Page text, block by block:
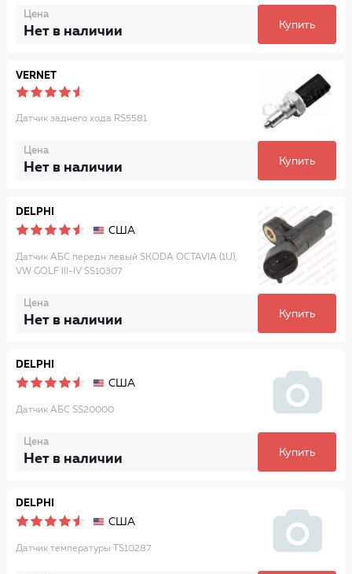
Цена
Нет в наличии Купить
VERNET
Датчик заднего хода RS5581
Цена
Нет в наличии Купить
DELPHI
США
Датчик АБС передн левый SKODA OCTAVIA (1U),
VW GOLF III-IV SS10307
Цена
Нет в наличии Купить
DELPHI
США
Датчик АБС SS20000
Цена
Нет в наличии Купить
DELPHI
США
Датчик температуры TS10287